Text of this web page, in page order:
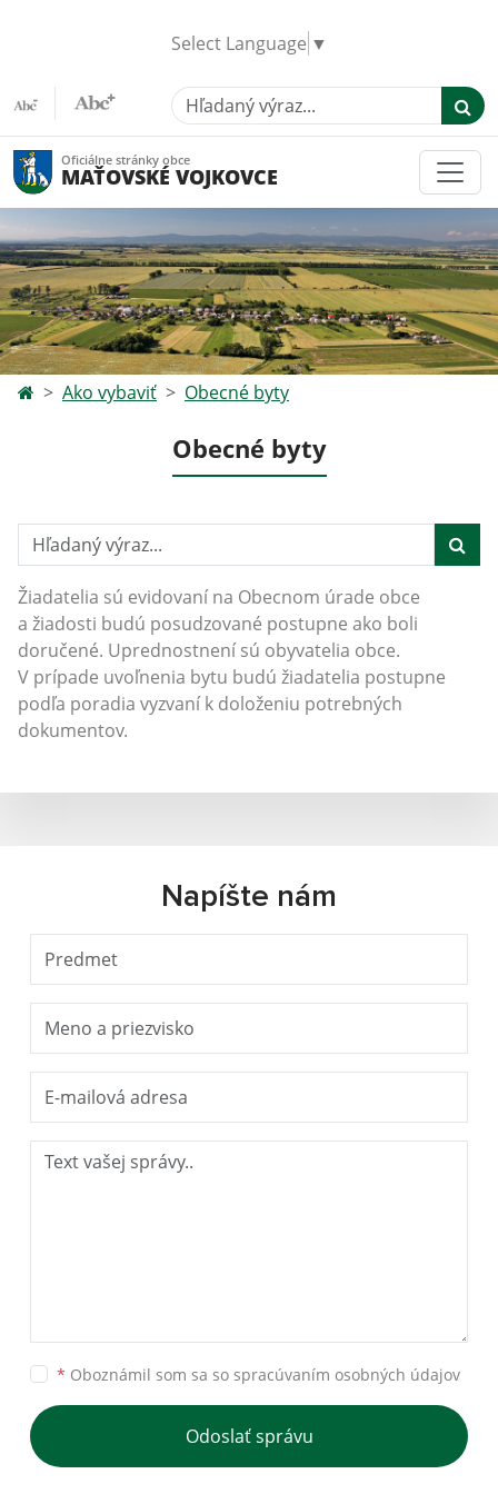
Select Language ▼
Hľadaný výraz...
Oficiálne stránky obce
MAŤOVSKÉ VOJKOVCE
Ako vybaviť Obecné byty
Obecné byty
Hľadaný výraz...
Žiadatelia sú evidovaní na Obecnom úrade obce
a žiadosti budú posudzované postupne ako boli
doručené. Uprednostnení sú obyvatelia obce.
V prípade uvoľnenia bytu budú žiadatelia postupne
podľa poradia vyzvaní k doloženiu potrebných
dokumentov.
Napíšte nám
* Oboznámil som sa so spracúvaním osobných údajov
Odoslať správu